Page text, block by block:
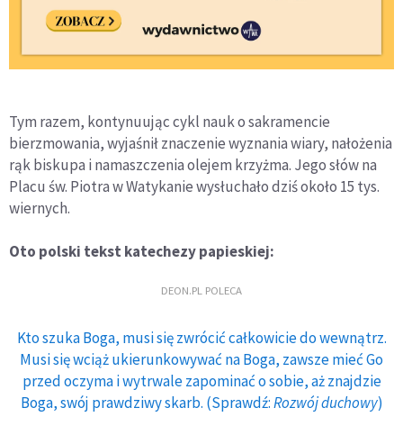
Tym razem, kontynuując cykl nauk o sakramencie
bierzmowania, wyjaśnił znaczenie wyznania wiary, nałożenia
rąk biskupa i namaszczenia olejem krzyżma. Jego słów na
Placu św. Piotra w Watykanie wysłuchało dziś około 15 tys.
wiernych.
Oto polski tekst katechezy papieskiej:
DEON.PL POLECA
Kto szuka Boga, musi się zwrócić całkowicie do wewnątrz.
Musi się wciąż ukierunkowywać na Boga, zawsze mieć Go
przed oczyma i wytrwale zapominać o sobie, aż znajdzie
Boga, swój prawdziwy skarb. (Sprawdź:Rozwój duchowy)